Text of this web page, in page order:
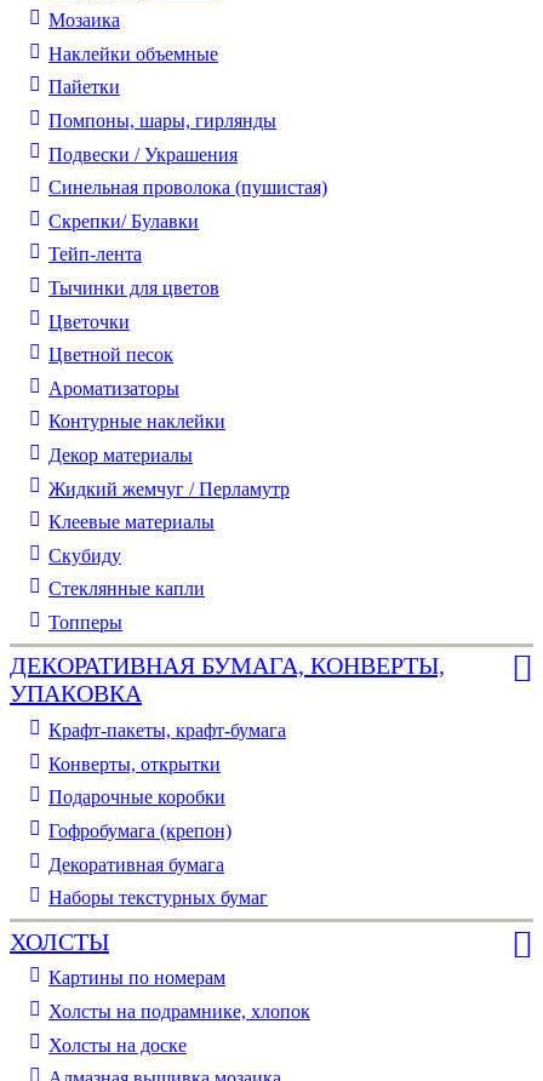
Мозаика
Наклейки объемные
Пайетки
Помпоны, шары, гирлянды
Подвески / Украшения
Синельная проволока (пушистая)
Скрепки/ Булавки
Тейп-лента
Тычинки для цветов
Цветочки
Цветной песок
Ароматизаторы
Контурные наклейки
Декор материалы
Жидкий жемчуг / Перламутр
Клеевые материалы
Скубиду
Стеклянные капли
Топперы
ДЕКОРАТИВНАЯ БУМАГА, КОНВЕРТЫ,
УПАКОВКА
Крафт-пакеты, крафт-бумага
Конверты, открытки
Подарочные коробки
Гофробумага (крепон)
Декоративная бумага
Наборы текстурных бумаг
ХОЛСТЫ
Картины по номерам
Холсты на подрамнике, хлопок
Холсты на доске